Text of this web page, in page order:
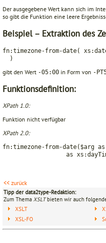
Der ausgegebene Wert kann sich im
so gibt die Funktion eine leere
Beispiel – Extraktion des
fn:timezone-from-date(
)
gibt den Wert -05:00 in Form von -
Funktionsdefinition:
XPath 1.0:
Funktion nicht verfügbar
XPath 2.0:
fn:timezone-from-date($arg
as
<< zurück
Tipp der data2type-Redaktion:
Zum Thema XSLTbieten wir auch
XSLT
XSL-FO